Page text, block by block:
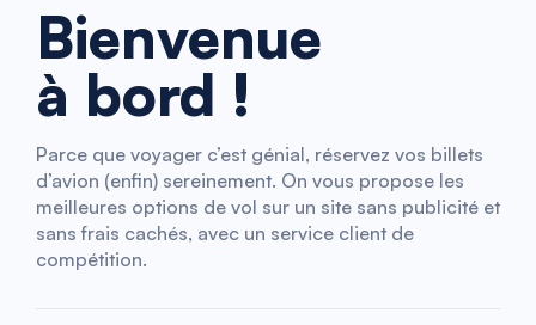
Bienvenue
à bord !
Parce que voyager c’est génial, réservez vos billets
d’avion (enfin) sereinement. On vous propose les
meilleures options de vol sur un site sans publicité et
sans frais cachés, avec un service client de
compétition.